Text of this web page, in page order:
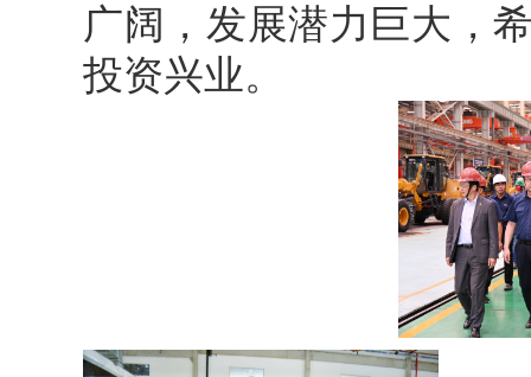
广阔，发展潜力巨大，
投资兴业。